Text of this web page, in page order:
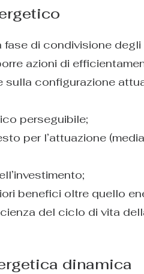
fase di condivisione
azioni di
sulla configurazione
perseguibile;
per l’attuazione
benefici oltre quello
del ciclo di vita
dinamica